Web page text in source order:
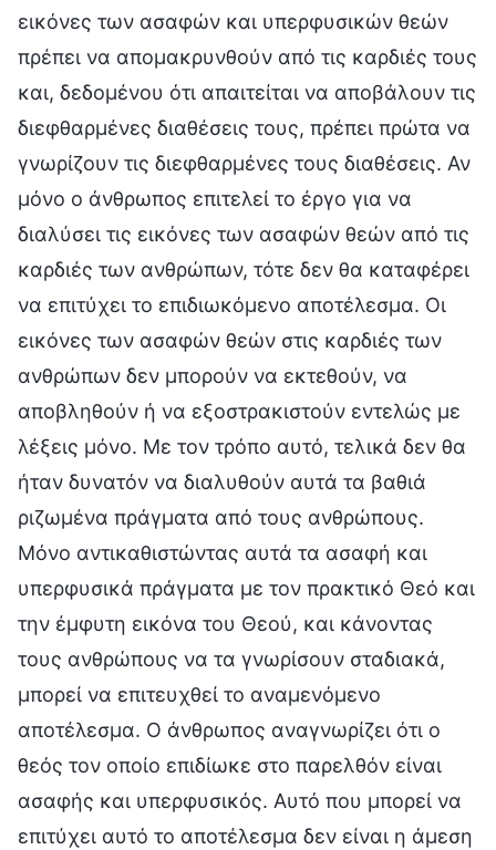
εικόνες των ασαφών και υπερφυσικών θεών
πρέπει να απομακρυνθούν από τις καρδιές τους
και, δεδομένου ότι απαιτείται να αποβάλουν τις
διεφθαρμένες διαθέσεις τους, πρέπει πρώτα να
γνωρίζουν τις διεφθαρμένες τους διαθέσεις. Αν
μόνο ο άνθρωπος επιτελεί το έργο για να
διαλύσει τις εικόνες των ασαφών θεών από τις
καρδιές των ανθρώπων, τότε δεν θα καταφέρει
να επιτύχει το επιδιωκόμενο αποτέλεσμα. Οι
εικόνες των ασαφών θεών στις καρδιές των
ανθρώπων δεν μπορούν να εκτεθούν, να
αποβληθούν ή να εξοστρακιστούν εντελώς με
λέξεις μόνο. Με τον τρόπο αυτό, τελικά δεν θα
ήταν δυνατόν να διαλυθούν αυτά τα βαθιά
ριζωμένα πράγματα από τους ανθρώπους.
Μόνο αντικαθιστώντας αυτά τα ασαφή και
υπερφυσικά πράγματα με τον πρακτικό Θεό και
την έμφυτη εικόνα του Θεού, και κάνοντας
τους ανθρώπους να τα γνωρίσουν σταδιακά,
μπορεί να επιτευχθεί το αναμενόμενο
αποτέλεσμα. Ο άνθρωπος αναγνωρίζει ότι ο
θεός τον οποίο επιδίωκε στο παρελθόν είναι
ασαφής και υπερφυσικός. Αυτό που μπορεί να
επιτύχει αυτό το αποτέλεσμα δεν είναι η άμεση